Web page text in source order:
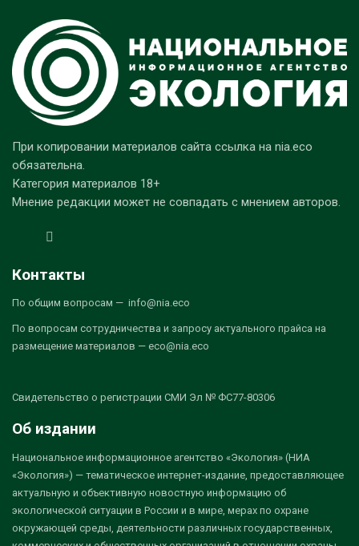
При копировании материалов сайта ссылка на nia.eco
обязательна.
Категория материалов 18+
Мнение редакции может не совпадать с мнением авторов.
Контакты
По общим вопросам — info@nia.eco
По вопросам сотрудничества и запросу актуального прайса на
размещение материалов — eco@nia.eco
Свидетельство о регистрации СМИ Эл № ФС77-80306
Об издании
Национальное информационное агентство «Экология» (НИА
«Экология») — тематическое интернет-издание, предоставляющее
актуальную и объективную новостную информацию об
экологической ситуации в России и в мире, мерах по охране
окружающей среды, деятельности различных государственных,